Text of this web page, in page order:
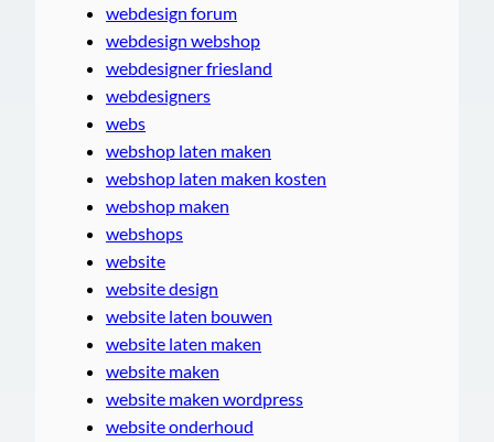
webdesign forum
webdesign webshop
webdesigner friesland
webdesigners
webs
webshop laten maken
webshop laten maken kosten
webshop maken
webshops
website
website design
website laten bouwen
website laten maken
website maken
website maken wordpress
website onderhoud